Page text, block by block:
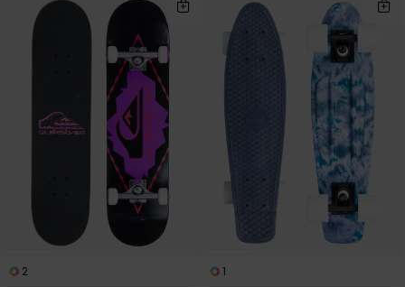
pour
obtenir la
réponse la
plus rapide
à votre
question.
Démarrer
une
conversation
Trouvez
des
réponses
aux
questions
2
1